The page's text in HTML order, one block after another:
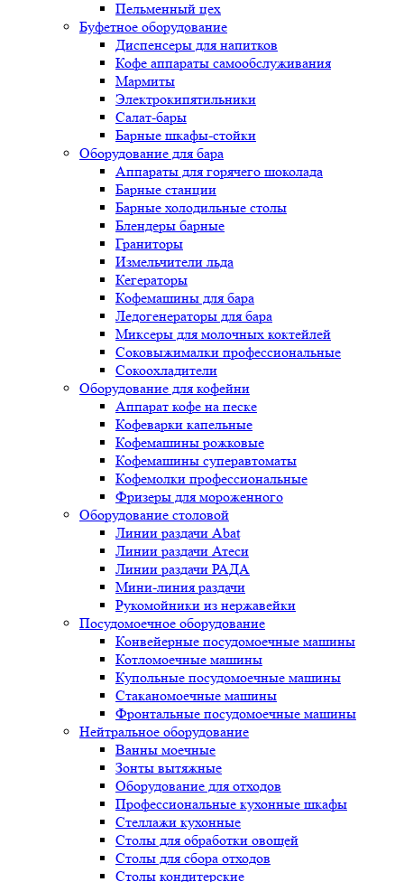
Пельменный цех
Буфетное оборудование
Диспенсеры для напитков
Кофе аппараты самообслуживания
Мармиты
Электрокипятильники
Cалат-бары
Барные шкафы-стойки
Оборудование для бара
Аппараты для горячего шоколада
Барные станции
Барные холодильные столы
Блендеры барные
Граниторы
Измельчители льда
Кегераторы
Кофемашины для бара
Ледогенераторы для бара
Миксеры для молочных коктейлей
Соковыжималки профессиональные
Сокоохладители
Оборудование для кофейни
Аппарат кофе на песке
Кофеварки капельные
Кофемашины рожковые
Кофемашины суперавтоматы
Кофемолки профессиональные
Фризеры для мороженного
Оборудование столовой
Линии раздачи Abat
Линии раздачи Атеси
Линии раздачи РАДА
Мини-линия раздачи
Рукомойники из нержавейки
Посудомоечное оборудование
Конвейерные посудомоечные машины
Котломоечные машины
Купольные посудомоечные машины
Стаканомоечные машины
Фронтальные посудомоечные машины
Нейтральное оборудование
Ванны моечные
Зонты вытяжные
Оборудование для отходов
Профессиональные кухонные шкафы
Стеллажи кухонные
Столы для обработки овощей
Столы для сбора отходов
Столы кондитерские